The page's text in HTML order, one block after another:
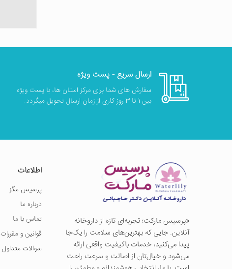
ارسال سریع - پست ویژه
سفارش های شما برای مرکز استان ها، با پست ویژه
بین 1 تا 3 روز کاری از زمان ارسال تحویل میگردد.
«پرسيس ماركت؛ تجربه‌ای تازه از داروخانه
آنلاین. جایی که بهترین‌های سلامت را یک‌جا
پیدا می‌کنید، خدمات باکیفیت واقعی ارائه
می‌شود و خیال‌تان از اصالت و سرعت راحت
اطلاعات
پرسیس مگز
درباره ما
تماس با ما
قوانین و مقررات
سوالات متداول